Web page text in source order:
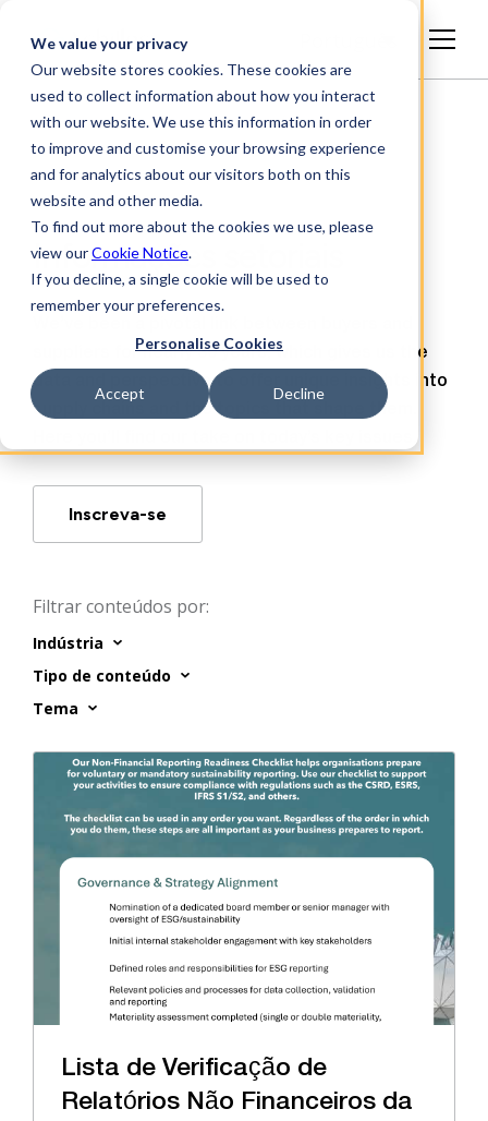
We value your privacy
Our website stores cookies. These cookies are
used to collect information about how you interact
with our website. We use this information in order
to improve and customise your browsing experience
and for analytics about our visitors both on this
website and other media.
To find out more about the cookies we use, please
view ourCookie Notice.
If you decline, a single cookie will be used to
remember your preferences.
Personalise Cookies
Accept Decline
Informações setoriais
suppliers for nearly 30 years, which gives us the
data and perspective to offer unique insights into
supply chains and the topics that shape them.
Inscreva-se
Filtrar conteúdos por:
Indústria
Tipo de conteúdo
Tema
Lista de Verificação de
Relatórios Não Financeiros da